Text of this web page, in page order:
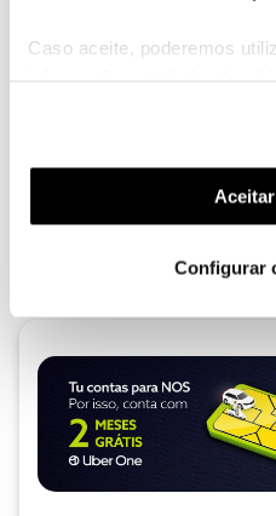
Caso aceite, poderemos
funcionalidades (cookies de
funcionalidade) e adaptar
(cookies de publicidade
utilização dos cookies
Configurar